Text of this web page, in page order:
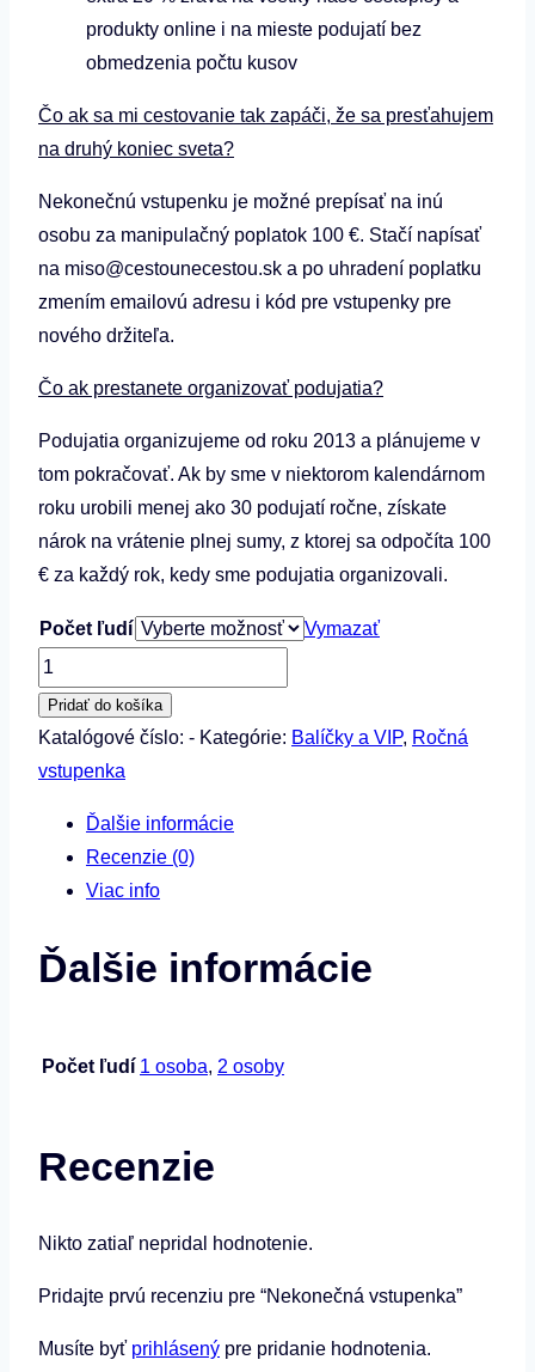
produkty online i na mieste podujatí bez
obmedzenia počtu kusov
Čo ak sa mi cestovanie tak zapáči, že sa presťahujem
na druhý koniec sveta?
Nekonečnú vstupenku je možné prepísať na inú
osobu za manipulačný poplatok 100 €. Stačí napísať
na miso@cestounecestou.sk a po uhradení poplatku
zmením emailovú adresu i kód pre vstupenky pre
nového držiteľa.
Čo ak prestanete organizovať podujatia?
Podujatia organizujeme od roku 2013 a plánujeme v
tom pokračovať. Ak by sme v niektorom kalendárnom
roku urobili menej ako 30 podujatí ročne, získate
nárok na vrátenie plnej sumy, z ktorej sa odpočíta 100
€ za každý rok, kedy sme podujatia organizovali.
Počet ľudí
Vymazať
množstvo
Nekonečná
vstupenka
Pridať do košíka
Katalógové číslo: - Kategórie: Balíčky a VIP, Ročná
vstupenka
Ďalšie informácie
Recenzie (0)
Viac info
Ďalšie informácie
Počet ľudí 1 osoba, 2 osoby
Recenzie
Nikto zatiaľ nepridal hodnotenie.
Pridajte prvú recenziu pre “Nekonečná vstupenka”
Musíte byť prihlásený pre pridanie hodnotenia.